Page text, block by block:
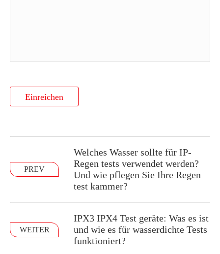
Einreichen
PREV
Welches Wasser sollte für IP-
Regen tests verwendet werden?
Und wie pflegen Sie Ihre Regen
test kammer?
WEITER
IPX3 IPX4 Test geräte: Was es ist
und wie es für wasserdichte Tests
funktioniert?